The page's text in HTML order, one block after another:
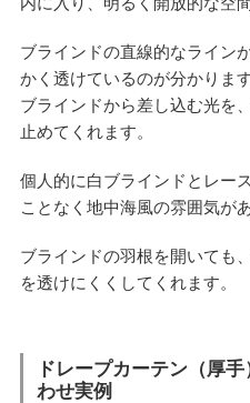
ブラインドの直線的なライン
かく透けているのが分かります
ブラインドから差し込む光を
止めてくれます。
個人的に白ブラインドとレー
ことなく地中海風の雰囲気が
ブラインドの羽根を開いても
を透けにくくしてくれます。
ドレープカーテン（厚
わせ実例